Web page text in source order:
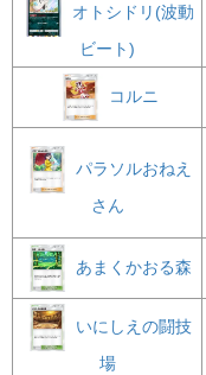
オトシドリ(波動
ビート)
コルニ
パラソルおねえ
さん
あまくかおる森
いにしえの闘技
場